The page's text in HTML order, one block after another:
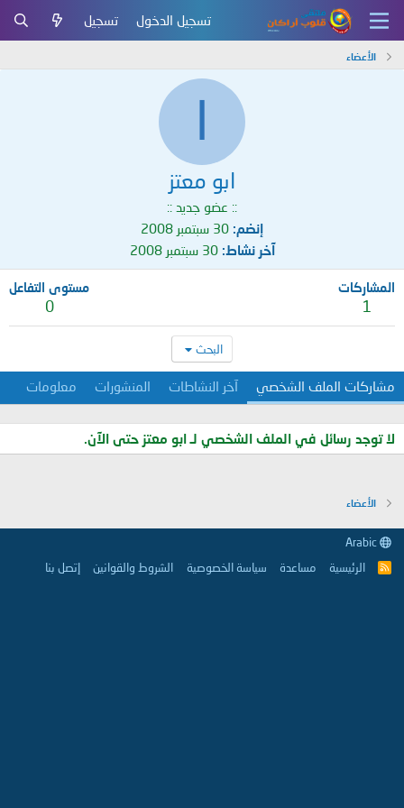
تسجيل الدخول تسجيل
الأعضاء
ابو معتز
:: عضو جديد ::
إنضم 30 سبتمبر 2008
آخر نشاط 30 سبتمبر 2008
المشاركات
1
مستوى التفاعل
0
البحث
مشاركات الملف الشخصي آخر النشاطات المنشورات معلومات
لا توجد رسائل في الملف الشخصي لـ ابو معتز حتى الآن.
الأعضاء
R
الرئيسية مساعدة سياسة الخصوصية الشروط والقوانين إتصل بنا